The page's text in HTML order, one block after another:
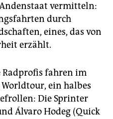
vermitteln:
durch
eines, das von
erzählt.
fahren im
ein halbes
Die Sprinter
Álvaro Hodeg (Quick